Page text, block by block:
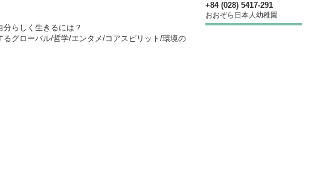
らしく生きるには？
グローバル/哲学/エンタメ/コアスピリット/環境の
+84 (028) 5417-291
おおぞら日本人幼稚園